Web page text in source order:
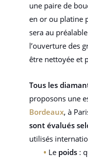
une paire de
en or ou platine
sera au
l’ouverture des
être nettoyée et
Tous les
proposons une
Bordeaux, à
sont évalués
utilisés
Le poids :